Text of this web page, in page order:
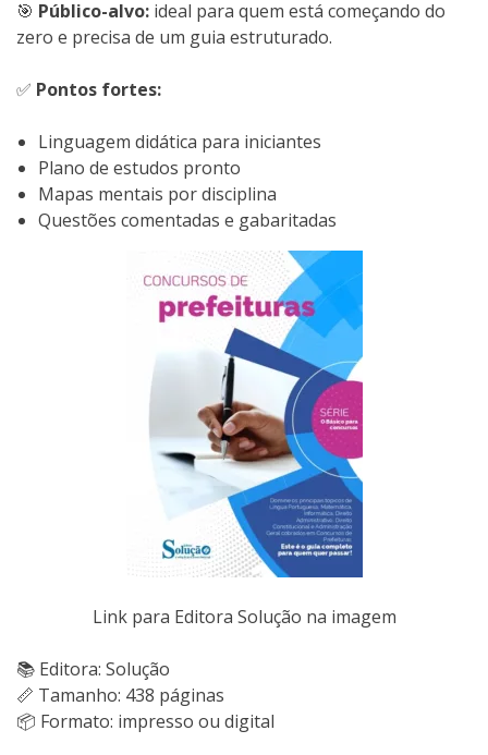
🎯 Público-alvo: ideal para quem está começando do
zero e precisa de um guia estruturado.
✅ Pontos fortes:
Linguagem didática para iniciantes
Plano de estudos pronto
Mapas mentais por disciplina
Questões comentadas e gabaritadas
Link para Editora Solução na imagem
📚 Editora: Solução
📏 Tamanho: 438 páginas
📦 Formato: impresso ou digital